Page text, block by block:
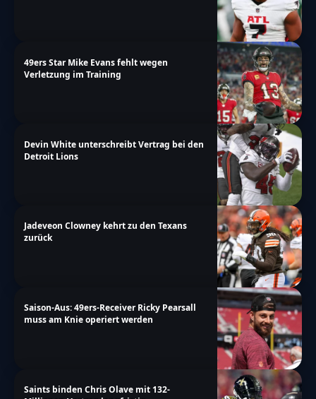
49ers Star Mike Evans fehlt wegen
Verletzung im Training
Devin White unterschreibt Vertrag bei den
Detroit Lions
Jadeveon Clowney kehrt zu den Texans
zurück
Saison-Aus: 49ers-Receiver Ricky Pearsall
muss am Knie operiert werden
Saints binden Chris Olave mit 132-